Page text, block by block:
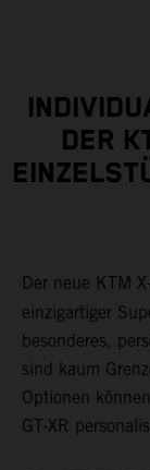
DER
Der neue KTM
einzigartiger
besonderes,
sind kaum
Optionen
GT-XR